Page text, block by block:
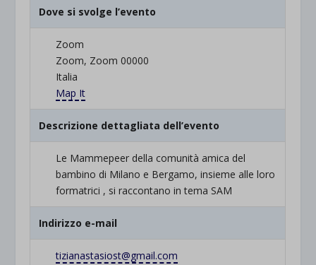
Dove si svolge l’evento
Zoom
Zoom, Zoom 00000
Italia
Map It
Descrizione dettagliata dell’evento
Le Mammepeer della comunità amica del
bambino di Milano e Bergamo, insieme alle loro
formatrici , si raccontano in tema SAM
Indirizzo e-mail
tizianastasiost@gmail.com